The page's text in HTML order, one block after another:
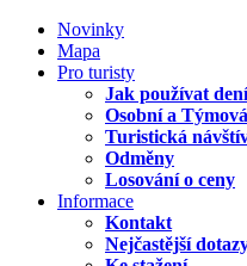
Novinky
Mapa
Pro turisty
Jak používat
Osobní a
Turistická
Odměny
Losování o ceny
Informace
Kontakt
Nejčastější